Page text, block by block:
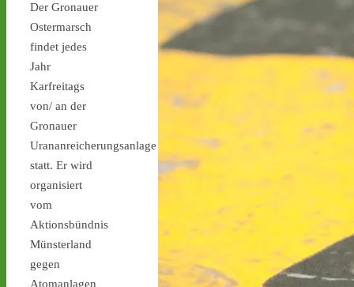
Der Gronauer
Ostermarsch
findet jedes
Jahr
Karfreitags
von/ an der
Gronauer
Urananreicherungsanlage
statt. Er wird
organisiert
vom
Aktionsbündnis
Münsterland
gegen
Atomanlagen
castor-stoppen.de
Ticker – Castor
stoppen!
Castor stoppen!
@castorstoppen.bsky.social
⋅
Gegen 23.20 Uhr ist der
12. Castortransport im
Kreuz Holz abgebogen
Richtung Neuss auf die
A46 - castor-
stoppen.de/ticker/#route